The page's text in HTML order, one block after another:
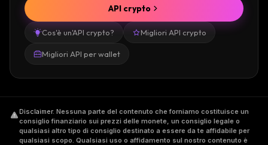
Cos'è un'API crypto? Migliori API crypto
Migliori API per wallet
API crypto
Disclaimer. Nessuna parte del contenuto che forniamo costituisce un
consiglio finanziario sui prezzi delle monete, un consiglio legale o
qualsiasi altro tipo di consiglio destinato a essere da te affidabile per
qualsiasi scopo. Qualsiasi uso o affidamento sul nostro contenuto è